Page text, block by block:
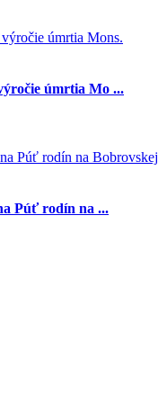
úmrtia Mo ...
Púť rodín na ...